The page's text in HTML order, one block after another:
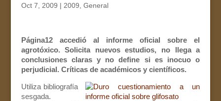
Oct 7, 2009 | 2009 General
Página12 accedió al informe oficial sobre el
agrotóxico. Solicita nuevos estudios, no llega a
conclusiones claras y no define si es inocuo o
perjudicial. Críticas de académicos y científicos.
Utiliza bibliografía
sesgada.